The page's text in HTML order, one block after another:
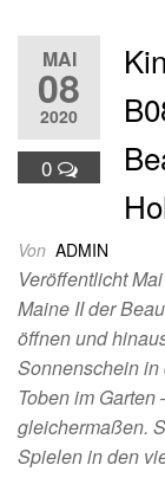
MAI
08
2020
0
Von ADMIN
Veröffentlicht
Maine II der
öffnen und
Sonnenschein
Toben im
gleichermaßen.
Spielen in den